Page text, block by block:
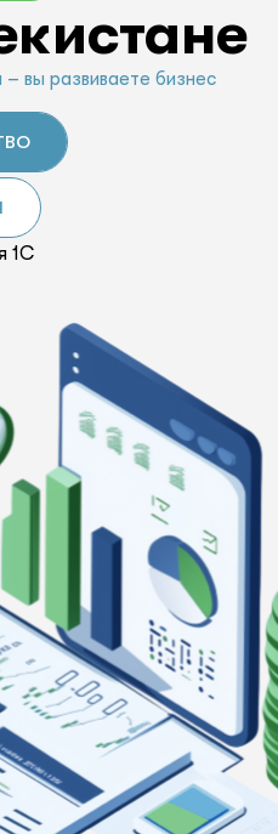
вы развиваете бизнес
1С